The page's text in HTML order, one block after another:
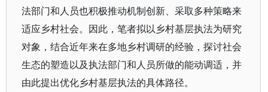
法部门和人员也积极推动机制创新、采取多种策略来
适应乡村社会。因此，笔者拟以乡村基层执法为研究
对象，结合近年来在多地乡村调研的经验，探讨社会
生态的塑造以及执法部门和人员所做的能动调适，并
由此提出优化乡村基层执法的具体路径。